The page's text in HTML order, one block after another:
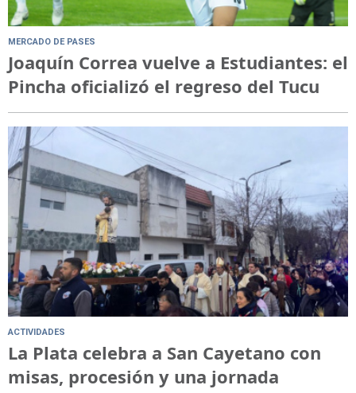
MERCADO DE PASES
Joaquín Correa vuelve a Estudiantes: el
Pincha oficializó el regreso del Tucu
ACTIVIDADES
La Plata celebra a San Cayetano con
misas, procesión y una jornada